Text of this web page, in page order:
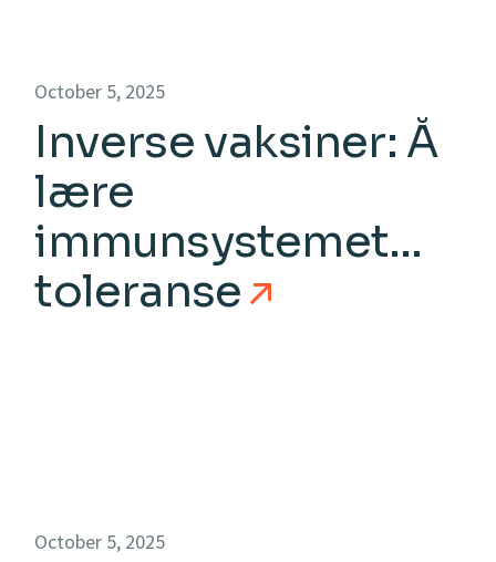
October 5, 2025
Inverse vaksiner: Å
lære
immunsystemet
toleranse
October 5, 2025